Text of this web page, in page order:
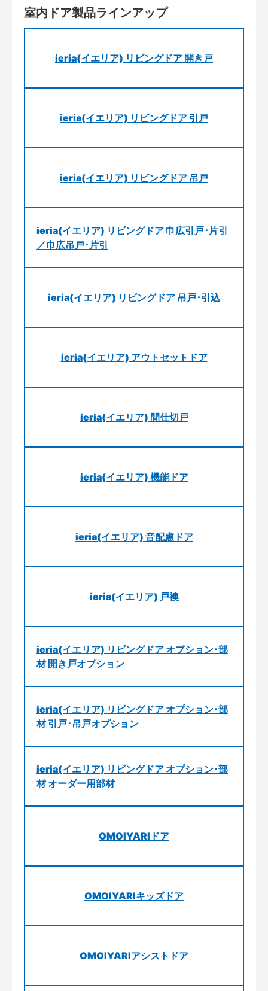
室内ドア製品ラインアップ
ieria(イエリア) リビングドア 開き戸
ieria(イエリア) リビングドア 引戸
ieria(イエリア) リビングドア 吊戸
ieria(イエリア) リビングドア 巾広引戸･片引
／巾広吊戸･片引
ieria(イエリア) リビングドア 吊戸･引込
ieria(イエリア) アウトセットドア
ieria(イエリア) 間仕切戸
ieria(イエリア) 機能ドア
ieria(イエリア) 音配慮ドア
ieria(イエリア) 戸襖
ieria(イエリア) リビングドア オプション･部
材 開き戸オプション
ieria(イエリア) リビングドア オプション･部
材 引戸･吊戸オプション
ieria(イエリア) リビングドア オプション･部
材 オーダー用部材
OMOIYARIドア
OMOIYARIキッズドア
OMOIYARIアシストドア